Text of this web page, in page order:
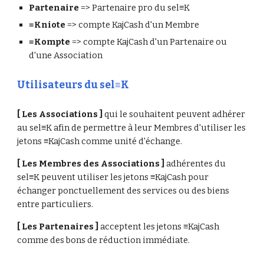
Partenaire => Partenaire pro du sel≡K
≡Kniote => compte KajCash d'un Membre
≡Kompte => compte KajCash d'un Partenaire ou
d'une Association
Utilisateurs du sel≡K
[ Les Associations ] qui le souhaitent peuvent adhérer
au sel≡K afin de permettre à leur Membres d'utiliser les
jetons ≡KajCash comme unité d'échange.
[ Les Membres des Associations ] adhérentes du
sel≡K peuvent utiliser les jetons ≡KajCash pour
échanger ponctuellement des services ou des biens
entre particuliers.
[ Les Partenaires ] acceptent les jetons ≡KajCash
comme des bons de réduction immédiate.